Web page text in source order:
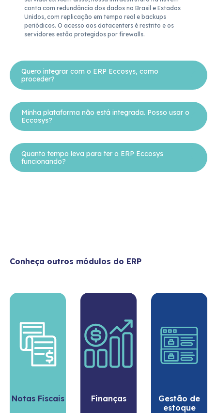
conta com redundância dos dados no Brasil e Estados
Unidos, com replicação em tempo real e backups
periódicos. O acesso aos datacenters é restrito e os
servidores estão protegidos por firewalls.
Quero integrar com o ERP Eccosys, como
proceder?
Minha plataforma não está integrada. Posso usar o
Eccosys?
Quanto tempo leva para ter o ERP Eccosys
funcionando?
Conheça outros módulos do ERP
Finanças
Gestão de
Relatórios e
ferramentas